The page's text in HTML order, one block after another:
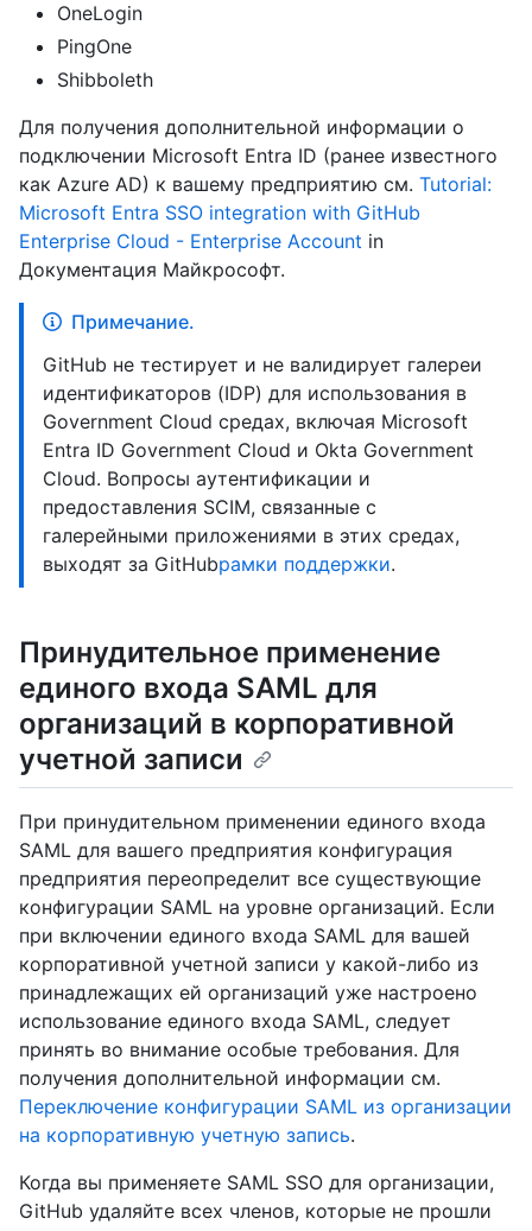
OneLogin
PingOne
Shibboleth
Для получения дополнительной информации о
подключении Microsoft Entra ID (ранее известного
как Azure AD) к вашему предприятию см. Tutorial:
Microsoft Entra SSO integration with GitHub
Enterprise Cloud - Enterprise Account in
Документация Майкрософт.
Примечание.
GitHub не тестирует и не валидирует галереи
идентификаторов (IDP) для использования в
Government Cloud средах, включая Microsoft
Entra ID Government Cloud и Okta Government
Cloud. Вопросы аутентификации и
предоставления SCIM, связанные с
галерейными приложениями в этих средах,
выходят за GitHubрамки поддержки.
Принудительное применение
единого входа SAML для
организаций в корпоративной
учетной записи
При принудительном применении единого входа
SAML для вашего предприятия конфигурация
предприятия переопределит все существующие
конфигурации SAML на уровне организаций. Если
при включении единого входа SAML для вашей
корпоративной учетной записи у какой-либо из
принадлежащих ей организаций уже настроено
использование единого входа SAML, следует
принять во внимание особые требования. Для
получения дополнительной информации см.
Переключение конфигурации SAML из организации
на корпоративную учетную запись.
Когда вы применяете SAML SSO для организации,
GitHub удаляйте всех членов, которые не прошли